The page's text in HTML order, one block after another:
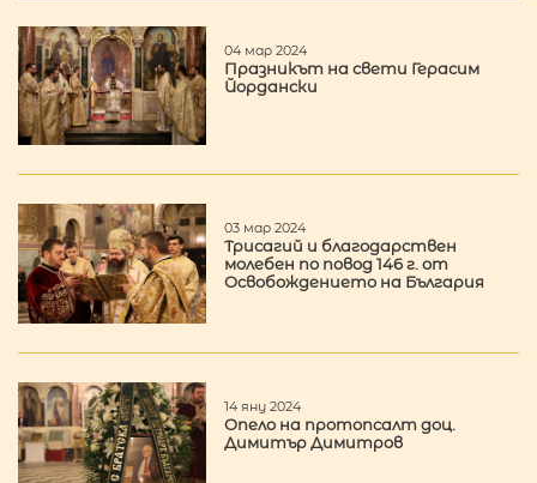
04 мар 2024
Празникът на свети Герасим
Йордански
03 мар 2024
Трисагий и благодарствен
молебен по повод 146 г. от
Освобождението на България
14 яну 2024
Опело на протопсалт доц.
Димитър Димитров